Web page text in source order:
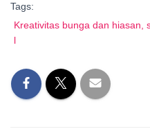
Tags:
Kreativitas bunga dan hiasan,
l